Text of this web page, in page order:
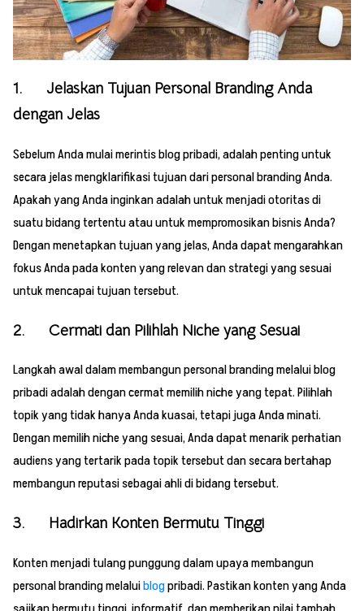
1. Jelaskan Tujuan Personal Branding Anda
dengan Jelas
Sebelum Anda mulai merintis blog pribadi, adalah penting untuk
secara jelas mengklarifikasi tujuan dari personal branding Anda.
Apakah yang Anda inginkan adalah untuk menjadi otoritas di
suatu bidang tertentu atau untuk mempromosikan bisnis Anda?
Dengan menetapkan tujuan yang jelas, Anda dapat mengarahkan
fokus Anda pada konten yang relevan dan strategi yang sesuai
untuk mencapai tujuan tersebut.
2. Cermati dan Pilihlah Niche yang Sesuai
Langkah awal dalam membangun personal branding melalui blog
pribadi adalah dengan cermat memilih niche yang tepat. Pilihlah
topik yang tidak hanya Anda kuasai, tetapi juga Anda minati.
Dengan memilih niche yang sesuai, Anda dapat menarik perhatian
audiens yang tertarik pada topik tersebut dan secara bertahap
membangun reputasi sebagai ahli di bidang tersebut.
3. Hadirkan Konten Bermutu Tinggi
Konten menjadi tulang punggung dalam upaya membangun
personal branding melaluiblogpribadi. Pastikan konten yang Anda